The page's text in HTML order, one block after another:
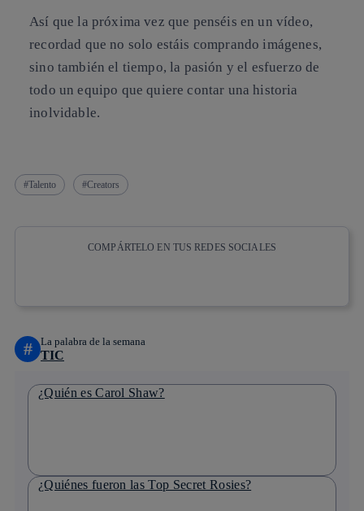
Así que la próxima vez que penséis en un vídeo,
recordad que no solo estáis comprando imágenes,
sino también el tiempo, la pasión y el esfuerzo de
todo un equipo que quiere contar una historia
inolvidable.
Talento Creators
COMPÁRTELO EN TUS REDES SOCIALES
# La palabra de la semana
TIC
¿Quién es Carol Shaw?
¿Quiénes fueron las Top Secret Rosies?